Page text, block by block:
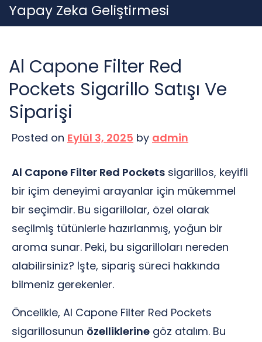
Skip
to
Yapay Zeka Geliştirmesi
Al Capone Filter Red
Pockets Sigarillo Satışı Ve
Siparişi
Posted on Eylül 3, 2025 by admin
Al Capone Filter Red Pockets sigarillos, keyifli
bir içim deneyimi arayanlar için mükemmel
bir seçimdir. Bu sigarillolar, özel olarak
seçilmiş tütünlerle hazırlanmış, yoğun bir
aroma sunar. Peki, bu sigarilloları nereden
alabilirsiniz? İşte, sipariş süreci hakkında
bilmeniz gerekenler.
Öncelikle, Al Capone Filter Red Pockets
sigarillosunun özelliklerine göz atalım. Bu